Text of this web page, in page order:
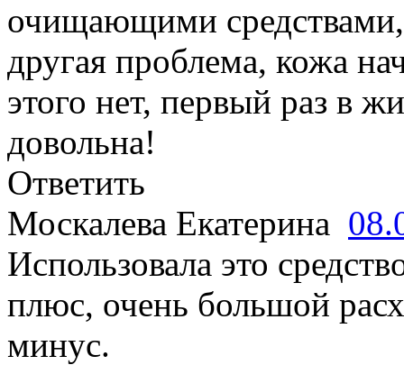
очищающими средствами,
другая проблема, кожа
этого нет, первый раз в
довольна!
Ответить
Москалева Екатерина
Использовала это
плюс, очень большой
минус.